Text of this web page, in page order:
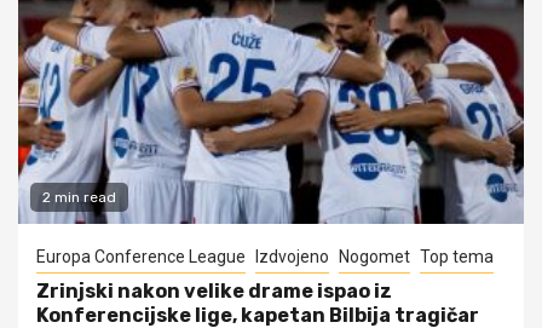
2 min read
Europa Conference League Izdvojeno Nogomet Top tema
Zrinjski nakon velike drame ispao iz
Konferencijske lige, kapetan Bilbija tragičar